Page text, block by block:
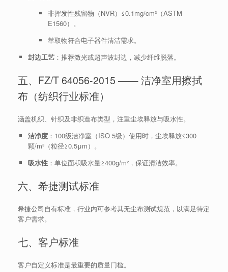
非挥发性残留物（NVR）≤0.1mg/cm²（ASTM
E1560）。
萃取物符合电子器件清洁需求。
封边工艺：推荐激光或超声波封边，减少纤维脱落。
五、FZ/T 64056-2015 —— 洁净室用擦拭
布（纺织行业标准）
涵盖机织、针织及非织造布类型，注重尘埃释放与吸水性。
洁净度：100级洁净室（ISO 5级）使用时，尘埃释放≤300
颗/m³（粒径≥0.5μm）。
吸水性：单位面积吸水量≥400g/m²，保证清洁效率。
六、希捷测试标准
希捷公司自有标准，行业内可参考其无尘布测试规范，以满足特定
客户需求。
七、客户标准
客户自定义标准是最重要的质量门槛。